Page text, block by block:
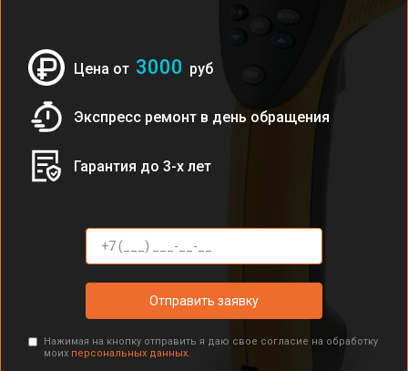
Цена от 3000 руб
Экспресс ремонт в день обращения
Гарантия до 3-х лет
Отправить заявку
Нажимая на кнопку отправить я даю свое согласие на обработку
моих персональных данных.